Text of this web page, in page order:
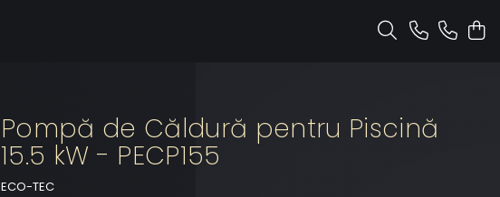
Pompă de Căldură pentru Piscină
15.5 kW - PECP155
ECO-TEC